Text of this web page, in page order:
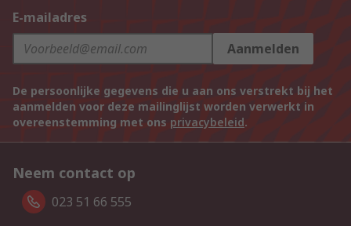
E-mailadres
Aanmelden
De persoonlijke gegevens die u aan ons verstrekt bij het
aanmelden voor deze mailinglijst worden verwerkt in
overeenstemming met ons privacybeleid.
Neem contact op
023 51 66 555